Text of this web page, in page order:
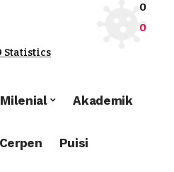
0
0
Statistics
Milenial Akademik
Cerpen Puisi